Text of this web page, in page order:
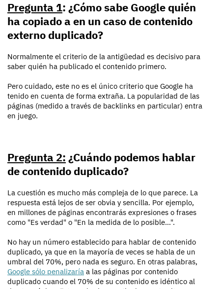
Pregunta 1: ¿Cómo sabe Google quién
ha copiado a en un caso de contenido
externo duplicado?
Normalmente el criterio de la antigüedad es decisivo para
saber quién ha publicado el contenido primero.
Pero cuidado, este no es el único criterio que Google ha
tenido en cuenta de forma extraña. La popularidad de las
páginas (medido a través de backlinks en particular) entra
en juego.
Pregunta 2: ¿Cuándo podemos hablar
de contenido duplicado?
La cuestión es mucho más compleja de lo que parece. La
respuesta está lejos de ser obvia y sencilla. Por ejemplo,
en millones de páginas encontrarás expresiones o frases
como "Es verdad" o "En la medida de lo posible…".
No hay un número establecido para hablar de contenido
duplicado, ya que en la mayoría de veces se habla de un
umbral del 70%, pero nada es seguro. En otras palabras,
Google sólo penalizaría a las páginas por contenido
duplicado cuando el 70% de su contenido es idéntico al